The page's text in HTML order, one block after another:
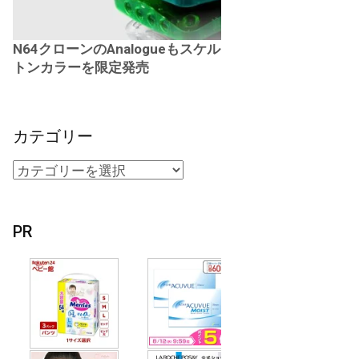
N64クローンのAnalogueもスケル
トンカラーを限定発売
カテゴリー
PR